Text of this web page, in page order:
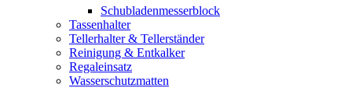
Schubladenmesserblock
Tassenhalter
Tellerhalter & Tellerständer
Reinigung & Entkalker
Regaleinsatz
Wasserschutzmatten